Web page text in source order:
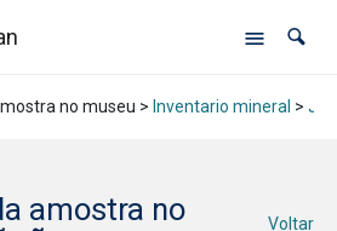
no museu > Inventario mineral >
amostra no
Voltar